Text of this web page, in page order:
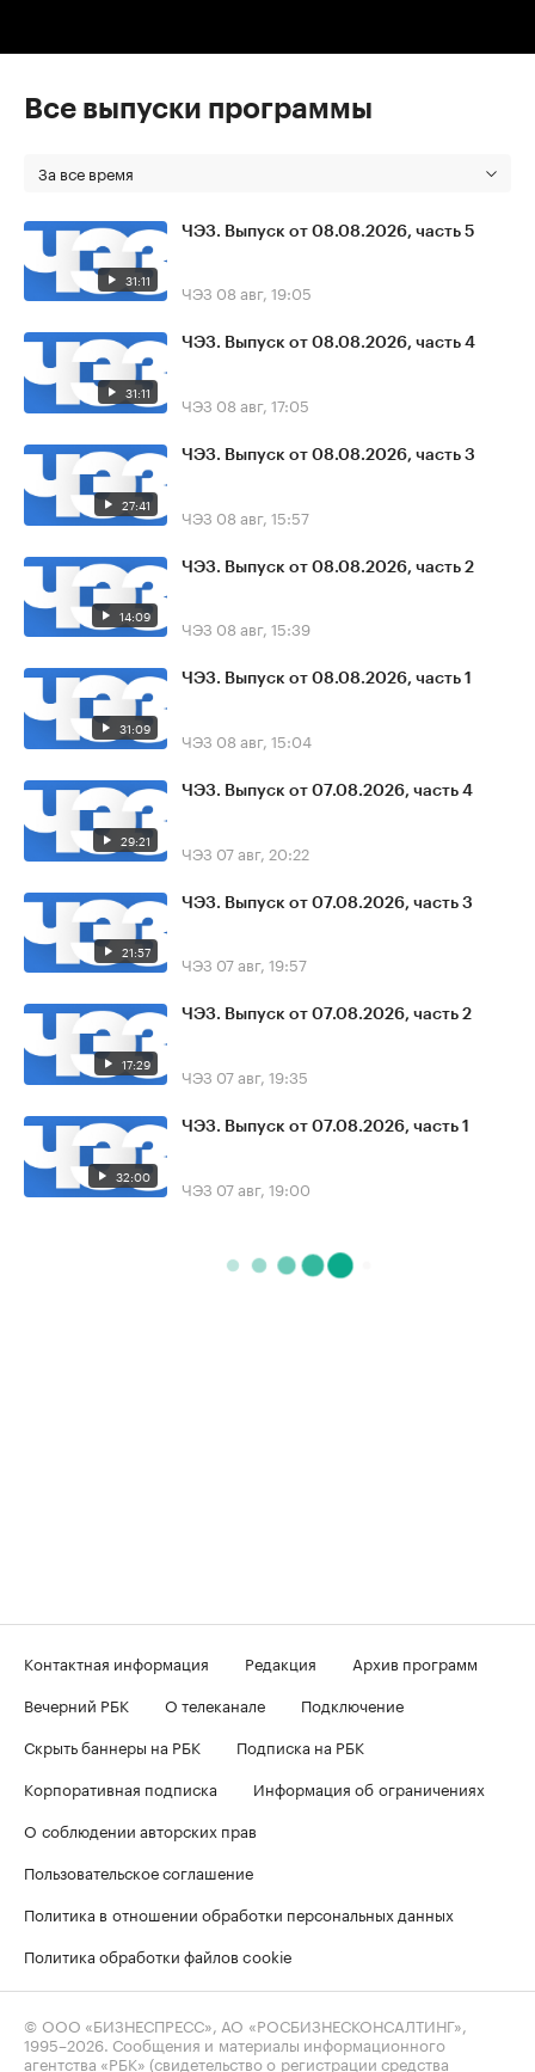
Все выпуски программы
За все время
31:11
ЧЭЗ. Выпуск от 08.08.2026, часть 5
ЧЭЗ 08 авг, 19:05
31:11
ЧЭЗ. Выпуск от 08.08.2026, часть 4
ЧЭЗ 08 авг, 17:05
27:41
ЧЭЗ. Выпуск от 08.08.2026, часть 3
ЧЭЗ 08 авг, 15:57
14:09
ЧЭЗ. Выпуск от 08.08.2026, часть 2
ЧЭЗ 08 авг, 15:39
31:09
ЧЭЗ. Выпуск от 08.08.2026, часть 1
ЧЭЗ 08 авг, 15:04
29:21
ЧЭЗ. Выпуск от 07.08.2026, часть 4
ЧЭЗ 07 авг, 20:22
21:57
ЧЭЗ. Выпуск от 07.08.2026, часть 3
ЧЭЗ 07 авг, 19:57
17:29
ЧЭЗ. Выпуск от 07.08.2026, часть 2
ЧЭЗ 07 авг, 19:35
32:00
ЧЭЗ. Выпуск от 07.08.2026, часть 1
ЧЭЗ 07 авг, 19:00
Контактная информация Редакция
Архив программ
Вечерний РБК
О телеканале
Подключение
Скрыть баннеры на РБК
Подписка на РБК
Корпоративная подписка
Информация об ограничениях
О соблюдении авторских прав
Пользовательское соглашение
Политика в отношении обработки персональных данных
Политика обработки файлов cookie
© ООО «БИЗНЕСПРЕСС», АО «РОСБИЗНЕСКОНСАЛТИНГ»,
1995–2026 . Сообщения и материалы информационного
агентства «РБК» (свидетельство о регистрации средства